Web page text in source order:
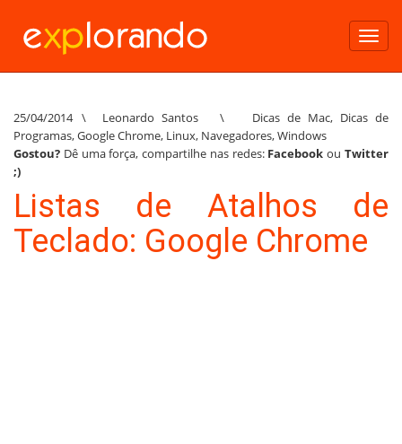
25/04/2014 \ Leonardo Santos\ Dicas de Mac, Dicas de
Programas,Google Chrome, Linux, Navegadores,Windows
Gostou? Dê uma força, compartilhe nas redes: Facebook ouTwitter
;)
Listas de Atalhos de
Teclado: Google Chrome